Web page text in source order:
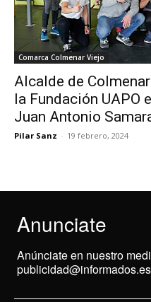
Comarca Colmenar Viejo
Alcalde de
la Fundación UAPO
Juan Antonio
Pilar Sanz - 19 febrero, 2024
Anunciate
Anúnciate en nuestro
publicidad@informados.es